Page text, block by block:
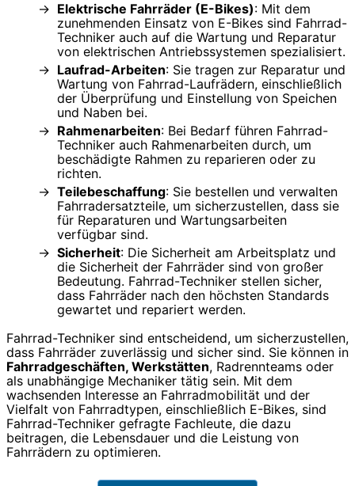
Elektrische Fahrräder (E-Bikes): Mit dem
zunehmenden Einsatz von E-Bikes sind Fahrrad-
Techniker auch auf die Wartung und Reparatur
von elektrischen Antriebssystemen spezialisiert.
Laufrad-Arbeiten: Sie tragen zur Reparatur und
Wartung von Fahrrad-Laufrädern, einschließlich
der Überprüfung und Einstellung von Speichen
und Naben bei.
Rahmenarbeiten: Bei Bedarf führen Fahrrad-
Techniker auch Rahmenarbeiten durch, um
beschädigte Rahmen zu reparieren oder zu
richten.
Teilebeschaffung: Sie bestellen und verwalten
Fahrradersatzteile, um sicherzustellen, dass sie
für Reparaturen und Wartungsarbeiten
verfügbar sind.
Sicherheit: Die Sicherheit am Arbeitsplatz und
die Sicherheit der Fahrräder sind von großer
Bedeutung. Fahrrad-Techniker stellen sicher,
dass Fahrräder nach den höchsten Standards
gewartet und repariert werden.
Fahrrad-Techniker sind entscheidend, um sicherzustellen,
dass Fahrräder zuverlässig und sicher sind. Sie können in
Fahrradgeschäften, Werkstätten, Radrennteams oder
als unabhängige Mechaniker tätig sein. Mit dem
wachsenden Interesse an Fahrradmobilität und der
Vielfalt von Fahrradtypen, einschließlich E-Bikes, sind
Fahrrad-Techniker gefragte Fachleute, die dazu
beitragen, die Lebensdauer und die Leistung von
Fahrrädern zu optimieren.